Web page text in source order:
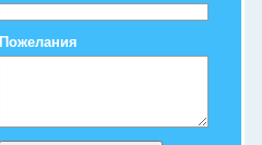
Пожелания